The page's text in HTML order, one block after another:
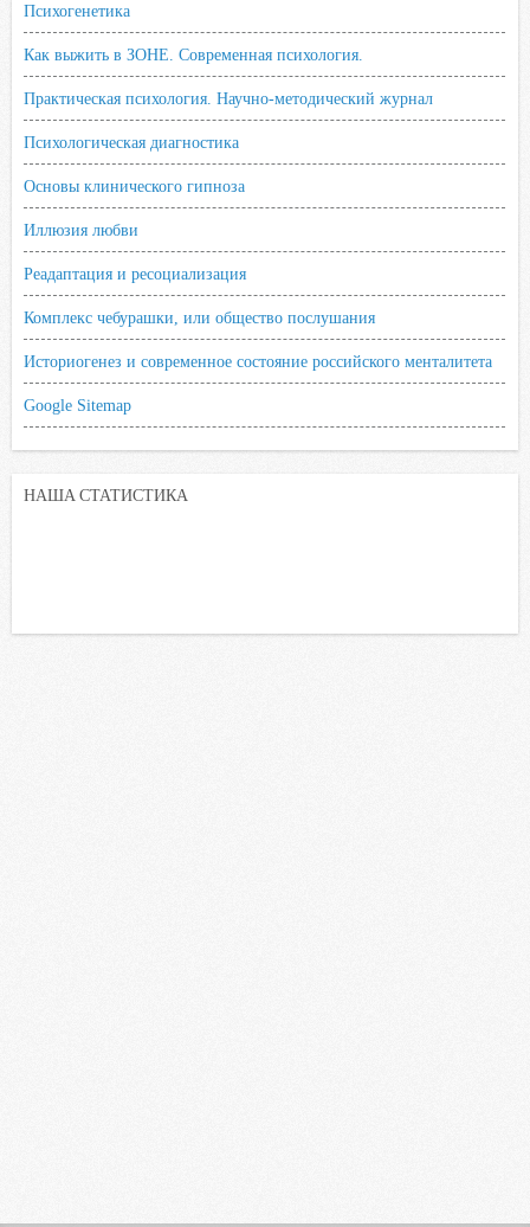
Психогенетика
Как выжить в ЗОНЕ. Современная психология.
Практическая психология. Научно-методический журнал
Психологическая диагностика
Основы клинического гипноза
Иллюзия любви
Реадаптация и ресоциализация
Комплекс чебурашки, или общество послушания
Историогенез и современное состояние российского менталитета
Google Sitemap
НАША СТАТИСТИКА